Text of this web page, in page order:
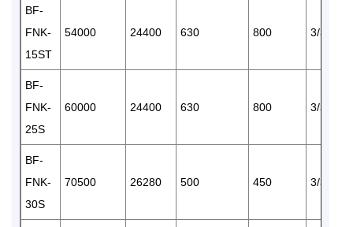
BF-
FNK-
15ST
54000 24400 630 800 3/380
BF-
FNK-
25S
60000 24400 630 800 3/380
BF-
FNK-
30S
70500 26280 500 450 3/380